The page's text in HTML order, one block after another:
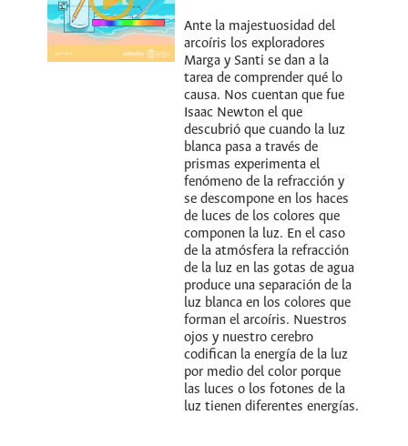
Ante la majestuosidad del
arcoíris los exploradores
Marga y Santi se dan a la
tarea de comprender qué lo
causa. Nos cuentan que fue
Isaac Newton el que
descubrió que cuando la luz
blanca pasa a través de
prismas experimenta el
fenómeno de la refracción y
se descompone en los haces
de luces de los colores que
componen la luz. En el caso
de la atmósfera la refracción
de la luz en las gotas de agua
produce una separación de la
luz blanca en los colores que
forman el arcoíris. Nuestros
ojos y nuestro cerebro
codifican la energía de la luz
por medio del color porque
las luces o los fotones de la
luz tienen diferentes energías.